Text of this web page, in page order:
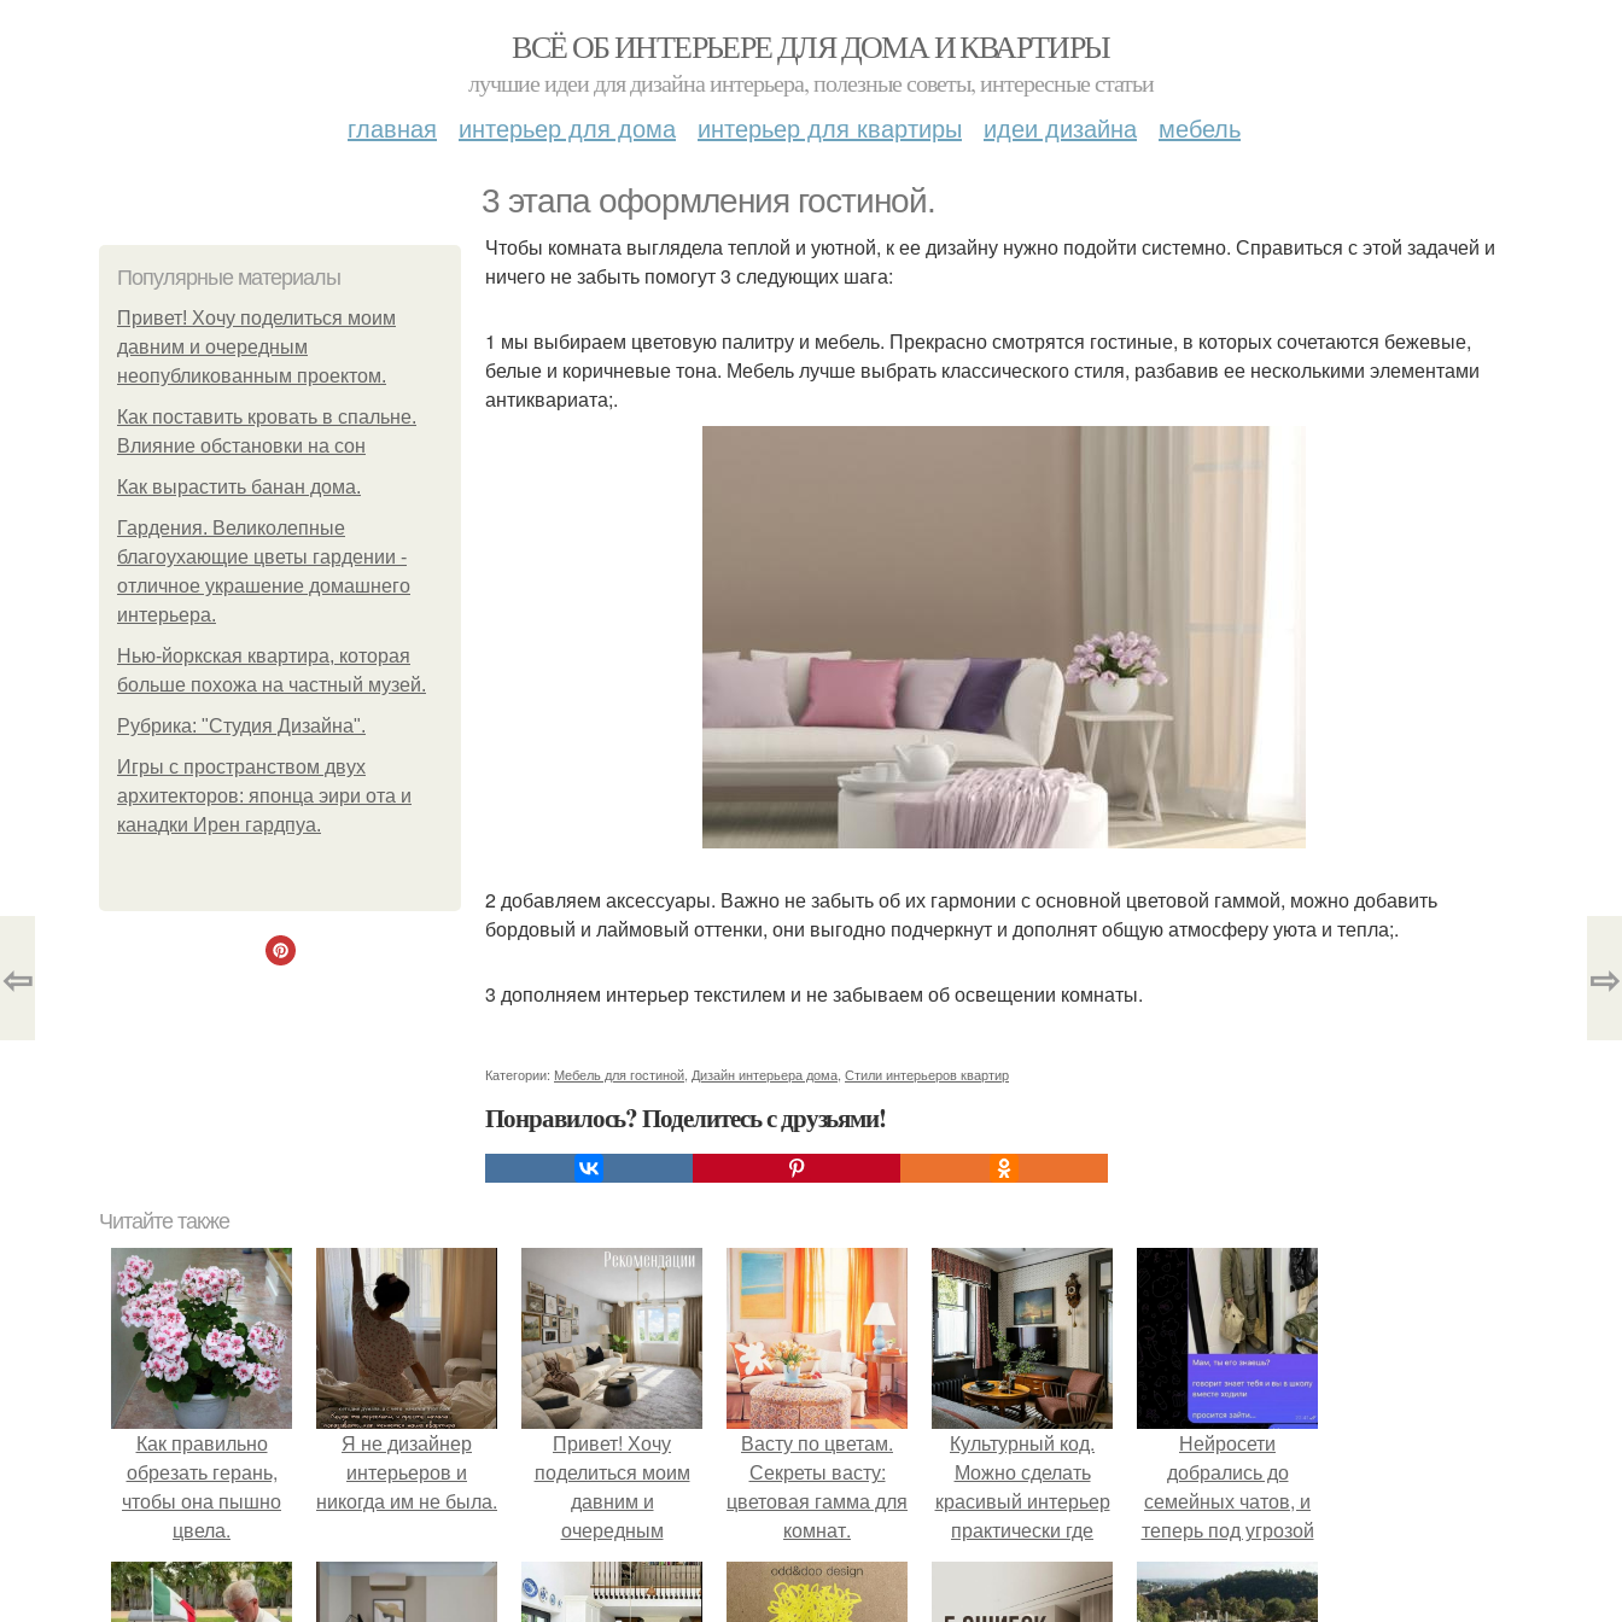
ВСЁ ОБ ИНТЕРЬЕРЕ ДЛЯ ДОМА И КВАРТИРЫ
лучшие идеи для дизайна интерьера, полезные советы, интересные статьи
главная интерьер для дома интерьер для квартиры идеи дизайна мебель
3 этапа оформления гостиной.
Популярные материалы
Привет! Хочу поделиться моим
давним и очередным
неопубликованным проектом.
Как поставить кровать в спальне.
Влияние обстановки на сон
Как вырастить банан дома.
Гардения. Великолепные
благоухающие цветы гардении -
отличное украшение домашнего
интерьера.
Нью-йоркская квартира, которая
больше похожа на частный музей.
Рубрика: "Студия Дизайна".
Игры с пространством двух
архитекторов: японца эири ота и
канадки Ирен гардпуа.
Чтобы комната выглядела теплой и уютной, к ее дизайну нужно подойти системно. Справиться с этой задачей и
ничего не забыть помогут 3 следующих шага:
1 мы выбираем цветовую палитру и мебель. Прекрасно смотрятся гостиные, в которых сочетаются бежевые,
белые и коричневые тона. Мебель лучше выбрать классического стиля, разбавив ее несколькими элементами
антиквариата;.
2 добавляем аксессуары. Важно не забыть об их гармонии с основной цветовой гаммой, можно добавить
бордовый и лаймовый оттенки, они выгодно подчеркнут и дополнят общую атмосферу уюта и тепла;.
3 дополняем интерьер текстилем и не забываем об освещении комнаты.
Категории: Мебель для гостиной Дизайн интерьера дома Стили интерьеров квартир
Понравилось? Поделитесь с друзьями!
⇦ ⇨
Читайте также
Как правильно
обрезать герань,
чтобы она пышно
цвела.
Я не дизайнер
интерьеров и
никогда им не была.
Привет! Хочу
поделиться моим
давним и
очередным
неопубликованным
проектом.
Васту по цветам.
Секреты васту:
цветовая гамма для
комнат.
Культурный код.
Можно сделать
красивый интерьер
практически где
угодно.
Нейросети
добрались до
семейных чатов, и
теперь под угрозой
мамины нервы.